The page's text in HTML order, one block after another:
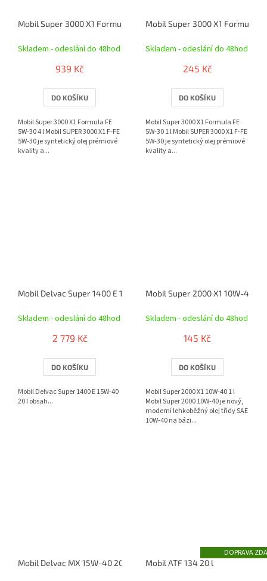
Mobil Super 3000 X1 Formula FE 5W-30 4 l
Skladem - odeslání do 48hod
939 Kč
DO KOŠÍKU
Mobil Super 3000 X1 Formula FE
5W-30 4 l Mobil SUPER 3000 X1 F-FE
5W-30 je syntetický olej prémiové
kvality a...
Mobil Super 3000 X1 Formula
Skladem - odeslání do 48hod
245 Kč
DO KOŠÍKU
Mobil Super 3000 X1 Formula FE
5W-30 1 l Mobil SUPER 3000 X1 F-FE
5W-30 je syntetický olej prémiové
kvality a...
Mobil Delvac Super 1400 E 15W-40 20 l
Skladem - odeslání do 48hod
2 779 Kč
DO KOŠÍKU
Mobil Delvac Super 1400 E 15W-40
20 l obsah...
Mobil Super 2000 X1 10W-40 1 l
Skladem - odeslání do 48hod
145 Kč
DO KOŠÍKU
Mobil Super 2000 X1 10W-40 1 l
Mobil Super 2000 10W-40 je nový,
moderní lehkoběžný olej třídy SAE
10W-40 na bázi...
Mobil Delvac MX 15W-40 20 l
Mobil ATF 134 20 l